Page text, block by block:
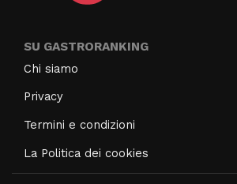
SU GASTRORANKING
Chi siamo
Privacy
Termini e condizioni
La Politica dei cookies